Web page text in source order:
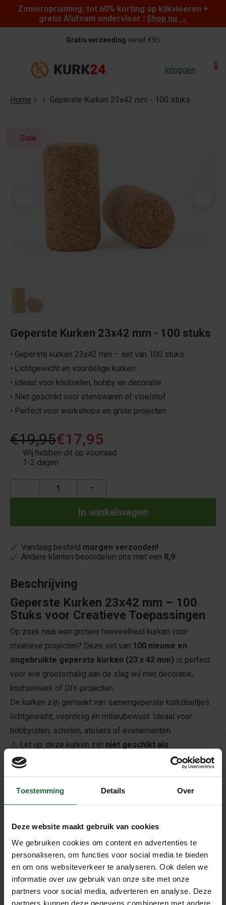
Toestemming Details Over
Deze website maakt gebruik van cookies
We gebruiken cookies om content en advertenties te
personaliseren, om functies voor social media te bieden
en om ons websiteverkeer te analyseren. Ook delen we
informatie over uw gebruik van onze site met onze
partners voor social media, adverteren en analyse. Deze
partners kunnen deze gegevens combineren met andere
Skip to content
Zomeropruiming: tot 60% korting op klikvloeren +
gratis Alufoam ondervloer | Shop nu →
Gratis verzending vanaf €95
Inloggen 0
Home Geperste Kurken 23x42 mm - 100 stuks
Sale
Geperste Kurken 23x42 mm - 100 stuks
• Geperste kurken 23x42 mm – set van 100 stuks
• Lichtgewicht en voordelige kurken
• Ideaal voor knutselen, hobby en decoratie
• Niet geschikt voor etenswaren of vloeistof
• Perfect voor workshops en grote projecten
€19,95€17,95
Wij hebben dit op voorraad
1-2 dagen
+
Vandaag besteld morgen verzonden!
Andere klanten beoordelen ons met een 8,9
Beschrijving
Geperste Kurken 23x42 mm – 100
Stuks voor Creatieve Toepassingen
Op zoek naar een grotere hoeveelheid kurken voor
creatieve projecten? Deze set van 100 nieuwe en
ongebruikte geperste kurken (23 x 42 mm) is perfect
voor wie grootschalig aan de slag wil met decoratie,
knutselwerk of DIY-projecten.
De kurken zijn gemaakt van samengeperste kurkdeeltjes:
lichtgewicht, voordelig én milieubewust. Ideaal voor
hobbyisten, scholen, ateliers of evenementen.
⚠️ Let op: deze kurken zijn niet geschikt als
sluitingsmateriaal voor etenswaren of vloeistoffen.
• 100 stuks – ideaal voor grotere projecten
• Gemaakt van geperste kurk – licht en voordelig
• Perfect voor hobby, kunst en decoratie
• Afmetingen: 23 mm diameter x 42 mm lengte
Toepassingsmogelijkheden
• Knutsel- en hobbyprojecten
• Decoraties voor bruiloften, feesten of winkels
• DIY kunstobjecten of miniaturen